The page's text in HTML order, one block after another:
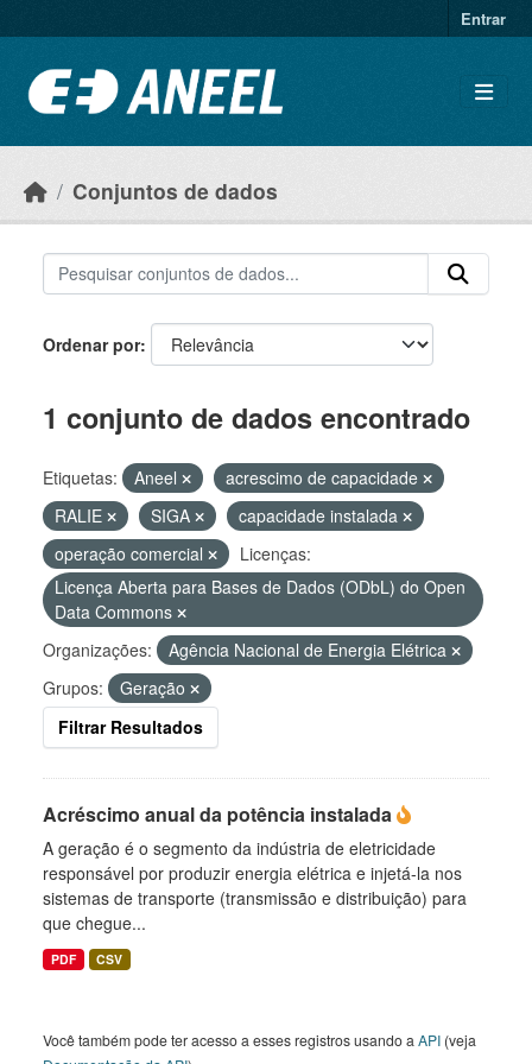
Entrar
Conjuntos de dados
Ordenar por
1 conjunto de dados encontrado
Etiquetas: Aneel
acrescimo de capacidade
RALIE
SIGA
capacidade instalada
operação comercial
Licenças:
Licença Aberta para Bases de Dados (ODbL) do Open
Data Commons
Organizações:
Agência Nacional de Energia Elétrica
Grupos:
Geração
Filtrar Resultados
Acréscimo anual da potência instalada
A geração é o segmento da indústria de eletricidade
responsável por produzir energia elétrica e injetá-la nos
sistemas de transporte (transmissão e distribuição) para
que chegue...
PDF CSV
Você também pode ter acesso a esses registros usando a API (veja